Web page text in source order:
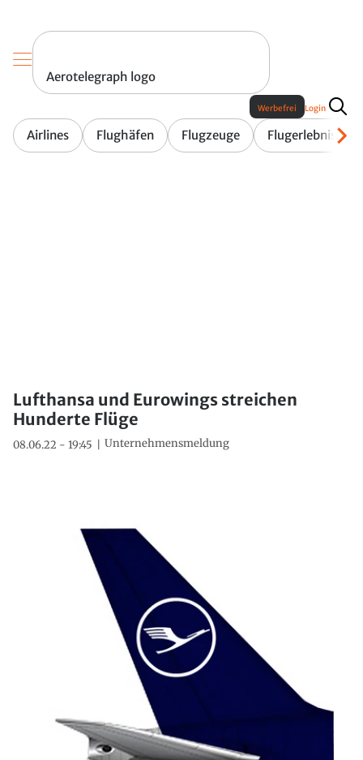
Aerotelegraph logo
Airlines Flughäfen Flugzeuge Flugerlebnis
Werbefrei Login
Lufthansa und Eurowings streichen
Hunderte Flüge
08.06.22 - 19:45 Unternehmensmeldung